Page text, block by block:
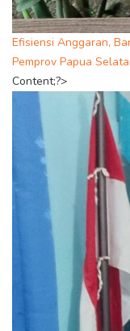
Efisiensi Anggaran,
Pemprov Papua
Content;?>